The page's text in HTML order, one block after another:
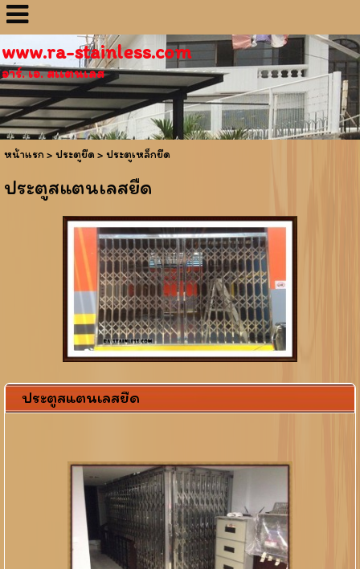
www.ra-stainless.com
อาร์. เอ. สเเตนเลส
หน้าแรก > ประตูยืด > ประตูเหล็กยืด
ประตูสแตนเลสยืด
ประตูสแตนเลสยืด